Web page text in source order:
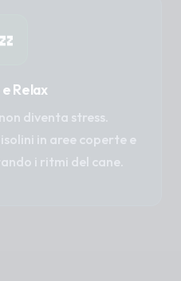
Relax
diventa stress.
in aree coperte e
i ritmi del cane.